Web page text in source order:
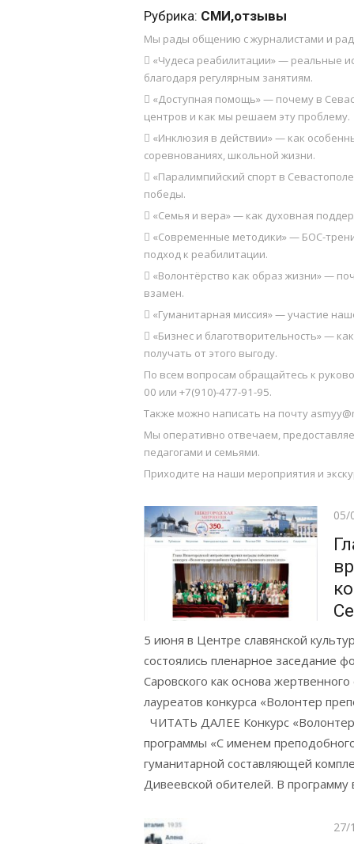
Рубрика: СМИ,отзывы
Мы рады общению с журналистами и
 «Чудеса реабилитации» — реальные
благодаря регулярным занятиям.
 «Доступная помощь» — почему в
центров и как мы решаем эту проблему.
 «Инклюзия в действии» — как
соревнованиях, школьной жизни.
 «Паралимпийский спорт в
победы.
 «Семья и вера» — как духовная
 «Современные методики» — БОС-
подход к реабилитации.
 «Волонтёрство как образ жизни» —
взамен.
 «Гуманитарная миссия» — участие
 «Бизнес и благотворительность» —
получать от этого выгоду.
По всем вопросам обращайтесь к
00 или +7(910)-477-91-95.
Также можно написать на почту
Мы оперативно отвечаем,
педагогами и семьями.
Приходите на наши мероприятия и
05/
5 июня в Центре славянской
состоялись пленарное заседание
Саровского как основа
лауреатов конкурса «Волонтер
ЧИТАТЬ ДАЛЕЕ Конкурс «Волонтер
программы «С именем
гуманитарной составляющей
Дивеевской обителей. В программу
27/